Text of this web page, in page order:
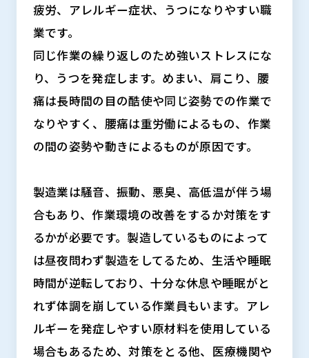
疲労、アレルギー症状、うつになりやすい職
業です。
同じ作業の繰り返しのため強いストレスにな
り、うつを発症します。めまい、肩こり、腰
痛は長時間の目の酷使や同じ姿勢での作業で
なりやすく、腰痛は重労働によるもの、作業
の間の姿勢や動きによるものが原因です。
製造業は騒音、振動、悪臭、高低温が伴う場
合もあり、作業環境の改善をするか対策をす
るかが必要です。製造しているものによって
は昼夜問わず製造をしてるため、生活や睡眠
時間が逆転しており、十分な休息や睡眠がと
れず体調を崩している作業員もいます。アレ
ルギーを発症しやすい原材料を使用している
場合もあるため、対策をとる他、医療機関や